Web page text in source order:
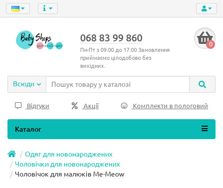
068 83 99 860
Пн-Пт з 09:00 до 17:00 Замовлення
приймаємо цілодобово без
вихідних.
0
Всюди
Відгуки Акції Комплекти в пологовий
Каталог
Одяг для новонароджених
Чоловічки для новонароджених
Чоловічок для малюків Me-Meow